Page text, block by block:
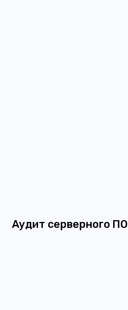
Аудит серверного ПО